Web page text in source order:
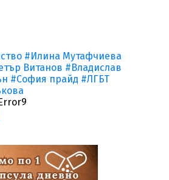
#Илина Мутафчиева
Витанов #Владислав
#София прайд #ЛГБТ